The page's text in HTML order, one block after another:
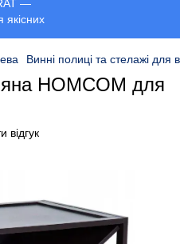
Винні полиці та стелажі для
HOMCOM для
відгук